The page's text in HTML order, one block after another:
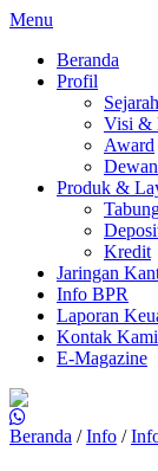
Menu
Beranda
Profil
Sejarah
Visi &
Award
Produk &
Kredit
Jaringan
Info BPR
Laporan
Kontak Kami
E-Magazine
Beranda /Info /